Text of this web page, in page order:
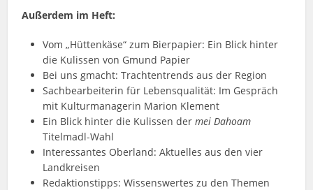
Außerdem im Heft:
Vom „Hüttenkäse“ zum Bierpapier: Ein Blick hinter
die Kulissen von Gmund Papier
Bei uns gmacht: Trachtentrends aus der Region
Sachbearbeiterin für Lebensqualität: Im Gespräch
mit Kulturmanagerin Marion Klement
Ein Blick hinter die Kulissen dermei Dahoam
Titelmadl-Wahl
Interessantes Oberland: Aktuelles aus den vier
Landkreisen
Redaktionstipps: Wissenswertes zu den Themen